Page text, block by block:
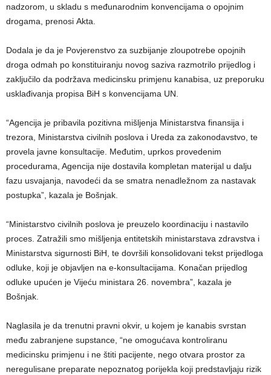
nadzorom, u skladu s međunarodnim konvencijama o opojnim
drogama, prenosi Akta.
Dodala je da je Povjerenstvo za suzbijanje zloupotrebe opojnih
droga odmah po konstituiranju novog saziva razmotrilo prijedlog i
zaključilo da podržava medicinsku primjenu kanabisa, uz preporuku
usklađivanja propisa BiH s konvencijama UN.
“Agencija je pribavila pozitivna mišljenja Ministarstva finansija i
trezora, Ministarstva civilnih poslova i Ureda za zakonodavstvo, te
provela javne konsultacije. Međutim, uprkos provedenim
procedurama, Agencija nije dostavila kompletan materijal u dalju
fazu usvajanja, navodeći da se smatra nenadležnom za nastavak
postupka”, kazala je Bošnjak.
“Ministarstvo civilnih poslova je preuzelo koordinaciju i nastavilo
proces. Zatražili smo mišljenja entitetskih ministarstava zdravstva i
Ministarstva sigurnosti BiH, te dovršili konsolidovani tekst prijedloga
odluke, koji je objavljen na e-konsultacijama. Konačan prijedlog
odluke upućen je Vijeću ministara 26. novembra”, kazala je
Bošnjak.
Naglasila je da trenutni pravni okvir, u kojem je kanabis svrstan
među zabranjene supstance, “ne omogućava kontroliranu
medicinsku primjenu i ne štiti pacijente, nego otvara prostor za
neregulisane preparate nepoznatog porijekla koji predstavljaju rizik